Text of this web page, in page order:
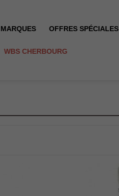
MARQUES OFFRES SPÉCIALES
WBS CHERBOURG